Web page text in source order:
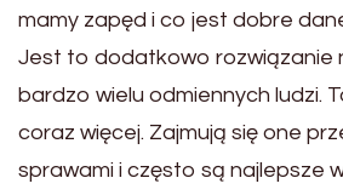
mamy zapęd i co jest dobre
Jest to dodatkowo rozwiązanie
bardzo wielu odmiennych ludzi.
coraz więcej. Zajmują się one
sprawami i często są najlepsze